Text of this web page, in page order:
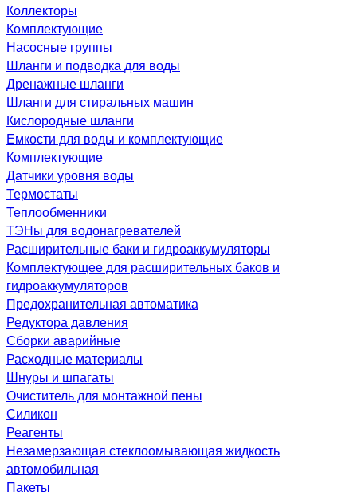
Коллекторы
Комплектующие
Насосные группы
Шланги и подводка для воды
Дренажные шланги
Шланги для стиральных машин
Кислородные шланги
Емкости для воды и комплектующие
Комплектующие
Датчики уровня воды
Термостаты
Теплообменники
ТЭНы для водонагревателей
Расширительные баки и гидроаккумуляторы
Комплектующее для расширительных баков и
гидроаккумуляторов
Предохранительная автоматика
Редуктора давления
Сборки аварийные
Расходные материалы
Шнуры и шпагаты
Очиститель для монтажной пены
Силикон
Реагенты
Незамерзающая стеклоомывающая жидкость
автомобильная
Пакеты